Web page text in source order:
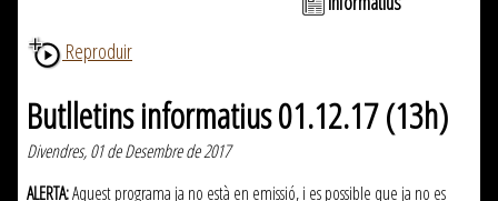
Reproduir
Butlletins informatius 01.12.17 (13h)
Divendres, 01 de Desembre de 2017
ALERTA:Aquest programa ja no està en emissió, i es possible que ja no es